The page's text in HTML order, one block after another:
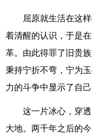
屈原就生活在这
着清醒的认识，于是
革。由此得罪了旧贵
秉持宁折不弯，宁为
力的斗争中显示了自
这一片冰心，穿
大地。两千年之后的